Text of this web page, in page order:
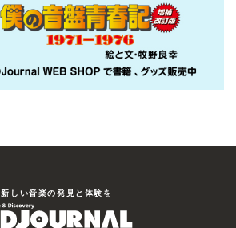
新しい⾳楽の発⾒と体験を